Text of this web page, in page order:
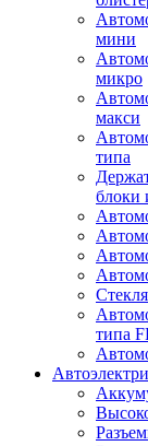
мини
микро
макси
типа
блоки
типа